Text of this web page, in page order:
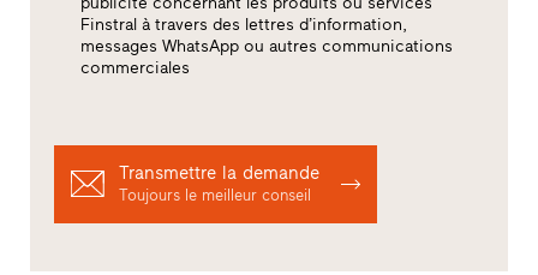
Finstral à travers des lettres d’information,
messages WhatsApp ou autres communications
commerciales
Transmettre la demande
Toujours le meilleur conseil